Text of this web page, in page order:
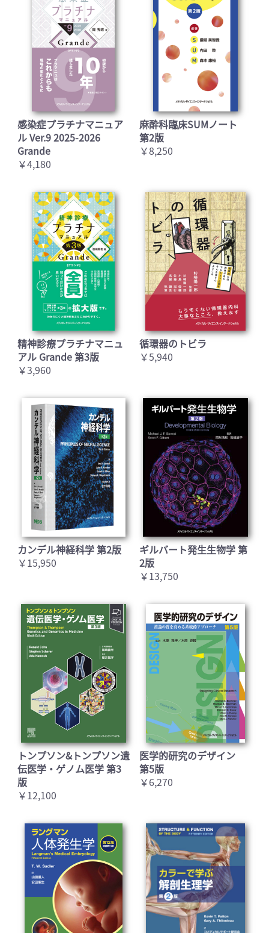
感染症プラチナマニュア
ル Ver.9 2025-2026
Grande
￥4,180
麻酔科臨床SUMノート
第2版
￥8,250
精神診療プラチナマニュ
アル Grande 第3版
￥3,960
循環器のトビラ
￥5,940
カンデル神経科学 第2版
￥15,950
ギルバート発生生物学 第
2版
￥13,750
トンプソン&トンプソン遺
伝医学・ゲノム医学 第3
版
￥12,100
医学的研究のデザイン
第5版
￥6,270